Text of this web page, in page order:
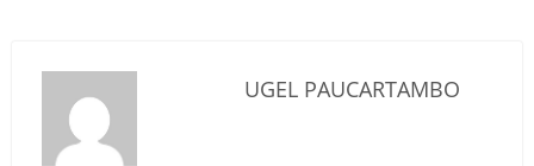
UGEL PAUCARTAMBO